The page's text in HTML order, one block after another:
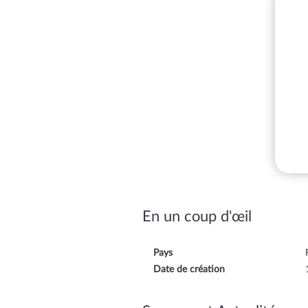
En un coup d'œil
Pays
Date de création